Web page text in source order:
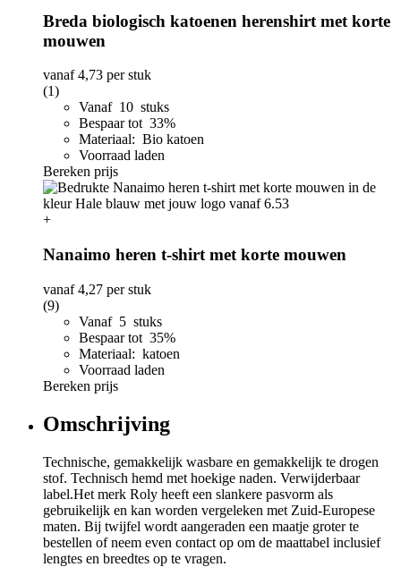
Breda biologisch katoenen herenshirt met korte
mouwen
vanaf4,73 per stuk
(1)
Vanaf 10 stuks
Bespaar tot 33%
Materiaal: Bio katoen
Voorraad laden
Bereken prijs
+
Nanaimo heren t-shirt met korte mouwen
vanaf4,27 per stuk
(9)
Vanaf 5 stuks
Bespaar tot 35%
Materiaal: katoen
Voorraad laden
Bereken prijs
Omschrijving
Technische, gemakkelijk wasbare en gemakkelijk te drogen
stof. Technisch hemd met hoekige naden. Verwijderbaar
label.Het merk Roly heeft een slankere pasvorm als
gebruikelijk en kan worden vergeleken met Zuid-Europese
maten. Bij twijfel wordt aangeraden een maatje groter te
bestellen of neem even contact op om de maattabel inclusief
lengtes en breedtes op te vragen.